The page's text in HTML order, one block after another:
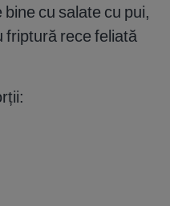
cu salate cu pui,
friptură rece feliată